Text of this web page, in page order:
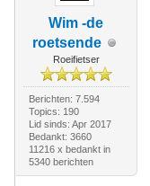
Wim -de
roetsende
Roeifietser
Berichten: 7.594
Topics: 190
Lid sinds: Apr 2017
Bedankt: 3660
11216 x bedankt in
5340 berichten